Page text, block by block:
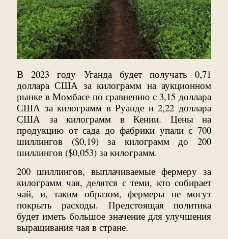
В 2023 году Уганда будет получать 0,71
доллара США за килограмм на аукционном
рынке в Момбасе по сравнению с 3,15 доллара
США за килограмм в Руанде и 2,22 доллара
США за килограмм в Кении. Цены на
продукцию от сада до фабрики упали с 700
шиллингов ($0,19) за килограмм до 200
шиллингов ($0,053) за килограмм.
200 шиллингов, выплачиваемые фермеру за
килограмм чая, делятся с теми, кто собирает
чай, и, таким образом, фермеры не могут
покрыть расходы. Предстоящая политика
будет иметь большое значение для улучшения
выращивания чая в стране.